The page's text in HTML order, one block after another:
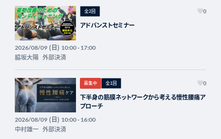
全2回 0
アドバンストセミナー
2026/08/09(日) 10:00 - 17:00
脇坂大陽 外部決済
募集中 全1回 0
下半身の筋膜ネットワークから考える慢性腰痛ア
プローチ
2026/08/09(日) 10:00 - 16:00
中村雄一 外部決済